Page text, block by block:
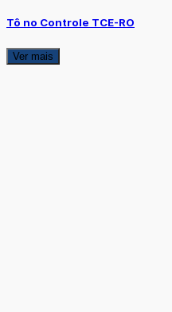
Tô no Controle TCE-RO
Ver mais